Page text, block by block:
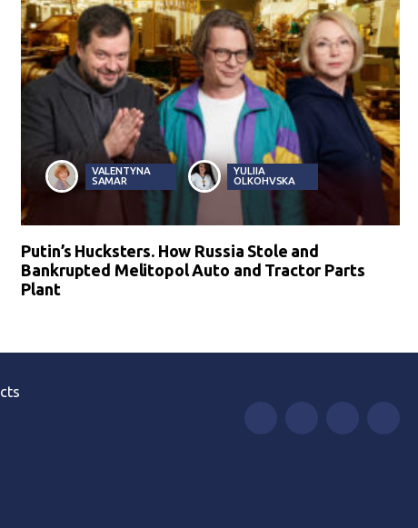
VALENTYNA
SAMAR
YULIIA
OLKOHVSKA
Putin’s Hucksters. How Russia Stole and
Bankrupted Melitopol Auto and Tractor Parts
Plant